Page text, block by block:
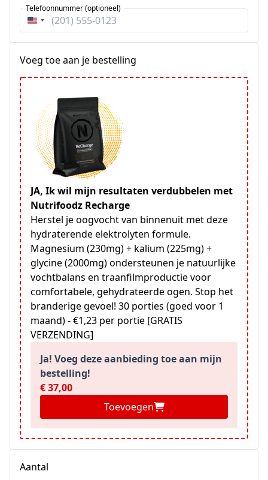
Verenigde
Telefoonnummer (optioneel)
Voeg toe aan je bestelling
JA, Ik wil mijn resultaten verdubbelen met
Nutrifoodz Recharge
Herstel je oogvocht van binnenuit met deze
hydraterende elektrolyten formule.
Magnesium (230mg) + kalium (225mg) +
glycine (2000mg) ondersteunen je natuurlijke
vochtbalans en traanfilmproductie voor
comfortabele, gehydrateerde ogen. Stop het
branderige gevoel! 30 porties (goed voor 1
maand) - €1,23 per portie [GRATIS
VERZENDING]
Ja! Voeg deze aanbieding toe aan mijn
bestelling!
€ 37,00
Toevoegen
Aantal